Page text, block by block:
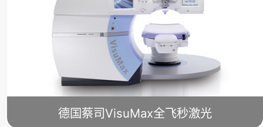
德国蔡司VisuMax全飞秒激光